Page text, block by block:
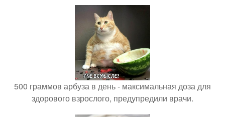
500 граммов арбуза в день - максимальная доза для
здорового взрослого, предупредили врачи.